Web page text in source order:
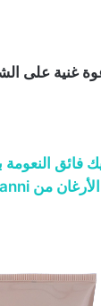
غنية على
فائق النعومة
الأرغان من Giovanni